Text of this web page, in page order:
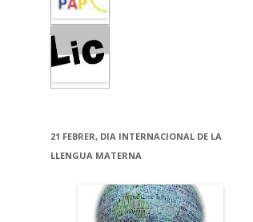
21 FEBRER, DIA INTERNACIONAL DE LA
LLENGUA MATERNA